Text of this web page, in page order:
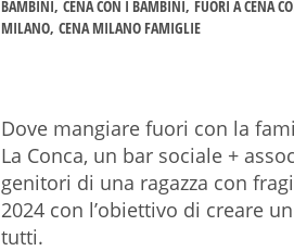
BAMBINI CENA CON I BAMBINI FUORI A CENA
MILANO CENA MILANO FAMIGLIE
Dove mangiare fuori con la
La Conca, un bar sociale +
genitori di una ragazza con
2024 con l’obiettivo di creare
tutti.